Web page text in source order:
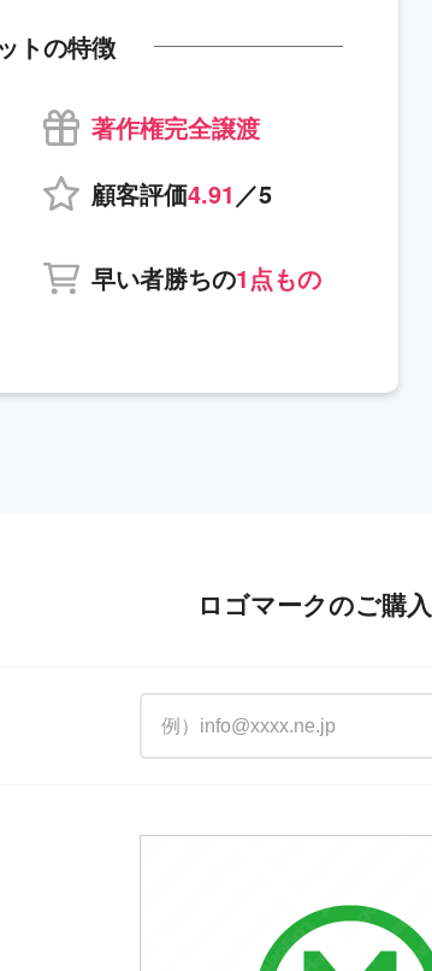
トの特徴
著作権完全譲渡
顧客評価4.91 ／5
早い者勝ちの1点もの
ロゴマークのご購入